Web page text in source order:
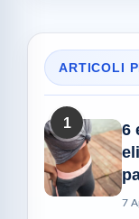
ARTICOLI
1
6
7